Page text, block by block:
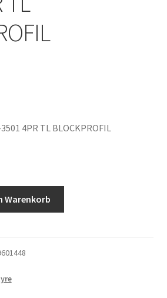
4PR TL BLOCKPROFIL
Warenkorb